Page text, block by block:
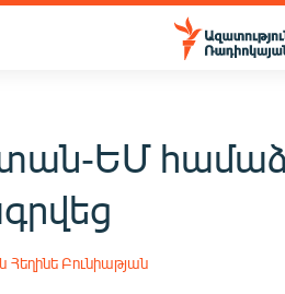
ԵՄ
Հեղինե Բունիաթյան